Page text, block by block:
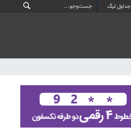
جداول لیگ